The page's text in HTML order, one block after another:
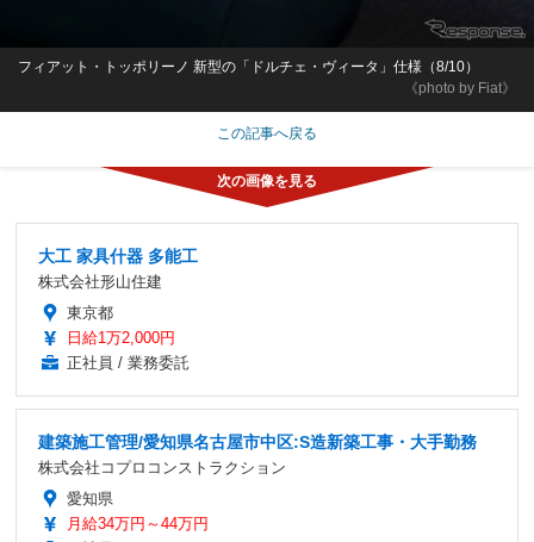
《photo by Fiat》
フィアット・トッポリーノ 新型の「ドルチェ・ヴィータ」仕様（8/10）
この記事へ戻る
大工 家具什器 多能工
株式会社形山住建
東京都
日給1万2,000円
正社員 / 業務委託
建築施工管理/愛知県名古屋市中区:S造新築工事・大手勤務
株式会社コプロコンストラクション
愛知県
月給34万円～44万円